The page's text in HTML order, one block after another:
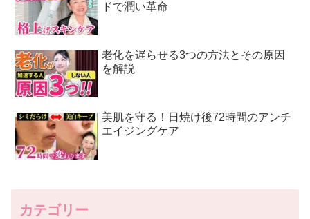
ドで潤い革命
老化を遅らせる3つの方法とその原因
を解説
美肌を守る！日焼け後72時間のアンチ
エイジングケア
カテゴリー